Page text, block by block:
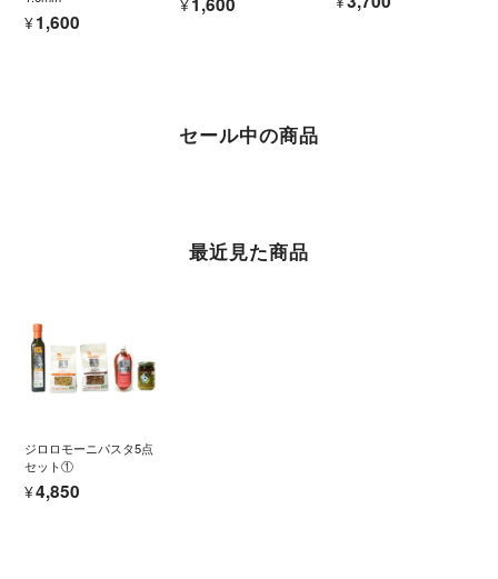
¥1,600
セール中の商品
最近見た商品
ジロロモーニパスタ5点
セット①
¥4,850